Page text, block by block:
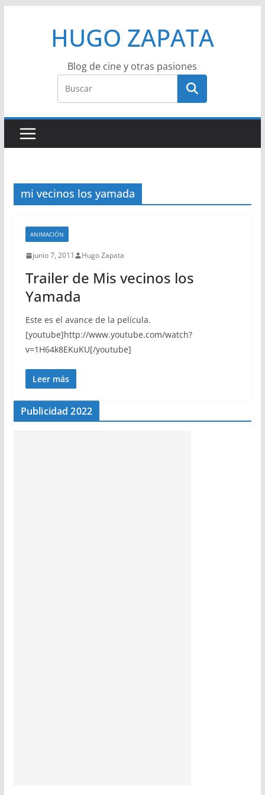
HUGO ZAPATA
Blog de cine y otras pasiones
mi vecinos los yamada
ANIMACIÓN
junio 7, 2011 Hugo Zapata
Trailer de Mis vecinos los
Yamada
Este es el avance de la película.
[youtube]http://www.youtube.com/watch?
v=1H64k8EKuKU[/youtube]
Leer más
Publicidad 2022